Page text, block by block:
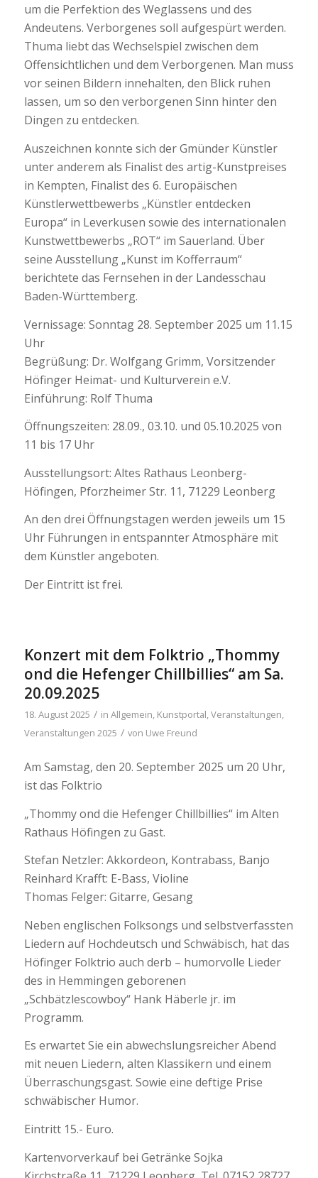
um die Perfektion des Weglassens und des
Andeutens. Verborgenes soll aufgespürt werden.
Thuma liebt das Wechselspiel zwischen dem
Offensichtlichen und dem Verborgenen. Man muss
vor seinen Bildern innehalten, den Blick ruhen
lassen, um so den verborgenen Sinn hinter den
Dingen zu entdecken.
Auszeichnen konnte sich der Gmünder Künstler
unter anderem als Finalist des artig-Kunstpreises
in Kempten, Finalist des 6. Europäischen
Künstlerwettbewerbs „Künstler entdecken
Europa“ in Leverkusen sowie des internationalen
Kunstwettbewerbs „ROT“ im Sauerland. Über
seine Ausstellung „Kunst im Kofferraum“
berichtete das Fernsehen in der Landesschau
Baden-Württemberg.
Vernissage: Sonntag 28. September 2025 um 11.15
Uhr
Begrüßung: Dr. Wolfgang Grimm, Vorsitzender
Höfinger Heimat- und Kulturverein e.V.
Einführung: Rolf Thuma
Öffnungszeiten: 28.09., 03.10. und 05.10.2025 von
11 bis 17 Uhr
Ausstellungsort: Altes Rathaus Leonberg-
Höfingen, Pforzheimer Str. 11, 71229 Leonberg
An den drei Öffnungstagen werden jeweils um 15
Uhr Führungen in entspannter Atmosphäre mit
dem Künstler angeboten.
Der Eintritt ist frei.
Konzert mit dem Folktrio „Thommy
ond die Hefenger Chillbillies“ am Sa.
20.09.2025
18. August 2025 / in Allgemein, Kunstportal,Veranstaltungen,
Veranstaltungen 2025 / von Uwe Freund
Am Samstag, den 20. September 2025 um 20 Uhr,
ist das Folktrio
„Thommy ond die Hefenger Chillbillies“ im Alten
Rathaus Höfingen zu Gast.
Stefan Netzler: Akkordeon, Kontrabass, Banjo
Reinhard Krafft: E-Bass, Violine
Thomas Felger: Gitarre, Gesang
Neben englischen Folksongs und selbstverfassten
Liedern auf Hochdeutsch und Schwäbisch, hat das
Höfinger Folktrio auch derb – humorvolle Lieder
des in Hemmingen geborenen
„Schbätzlescowboy“ Hank Häberle jr. im
Programm.
Es erwartet Sie ein abwechslungsreicher Abend
mit neuen Liedern, alten Klassikern und einem
Überraschungsgast. Sowie eine deftige Prise
schwäbischer Humor.
Eintritt 15.- Euro.
Kartenvorverkauf bei Getränke Sojka